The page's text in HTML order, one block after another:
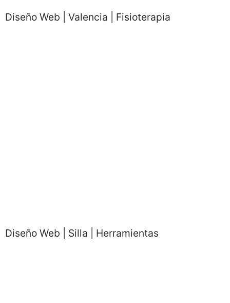
Diseño Web | Valencia | Fisioterapia
Diseño Web | Silla | Herramientas